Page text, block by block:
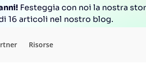
Festeggia con noi la nostra
16 articoli nel nostro blog.
Risorse